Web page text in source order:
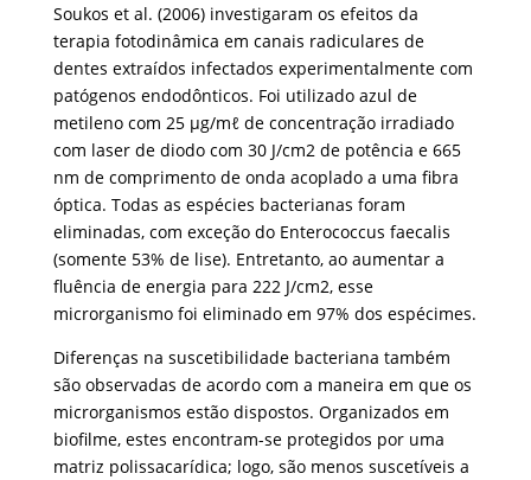
Soukos et al. (2006) investigaram os efeitos da
terapia fotodinâmica em canais radiculares de
dentes extraídos infectados experimentalmente com
patógenos endodônticos. Foi utilizado azul de
metileno com 25 μg/mℓ de concentração irradiado
com laser de diodo com 30 J/cm2 de potência e 665
nm de comprimento de onda acoplado a uma fibra
óptica. Todas as espécies bacterianas foram
eliminadas, com exceção do Enterococcus faecalis
(somente 53% de lise). Entretanto, ao aumentar a
fluência de energia para 222 J/cm2, esse
microrganismo foi eliminado em 97% dos espécimes.
Diferenças na suscetibilidade bacteriana também
são observadas de acordo com a maneira em que os
microrganismos estão dispostos. Organizados em
biofilme, estes encontram-se protegidos por uma
matriz polissacarídica; logo, são menos suscetíveis a